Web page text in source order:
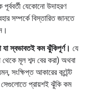
যেকোনো উদাহরণ
সম্পর্কে বিস্তারিত জানতে
যা স্বভাবতই কম ঝুঁকিপূর্ণ। যে
মূল শব্দ বের করা) অথবা
সংক্ষিপ্ত আকারের কন্টেন্ট
সেগুলোতে প্রায়শই ঝুঁকি কম